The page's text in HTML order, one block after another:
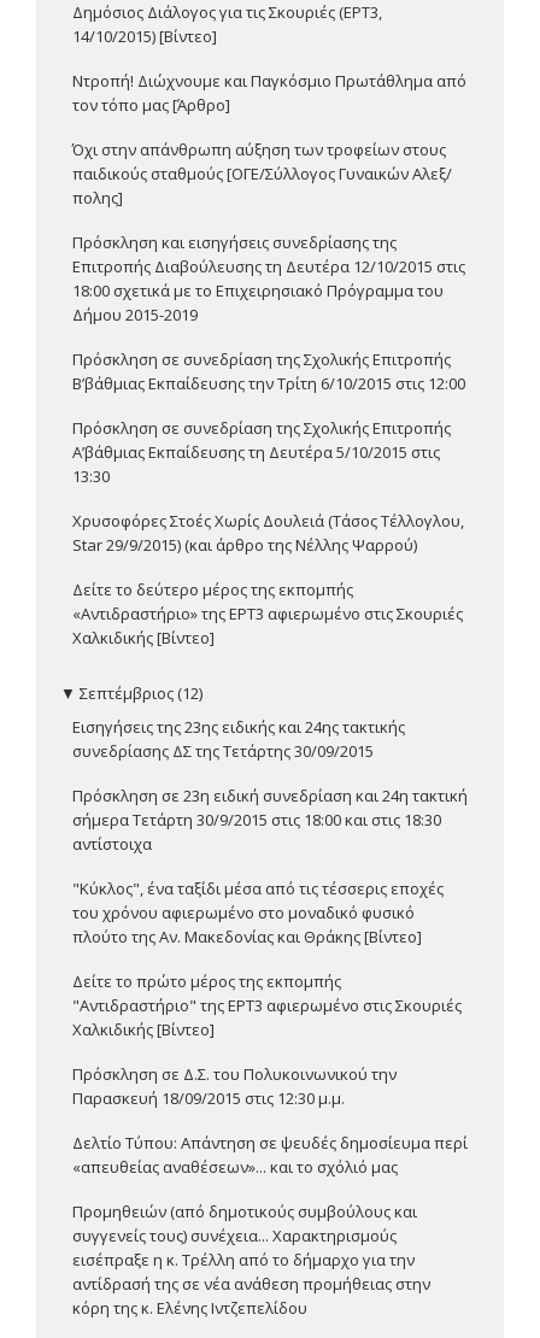
Δημόσιος Διάλογος για τις Σκουριές (ΕΡΤ3,
14/10/2015) [Βίντεο]
Ντροπή! Διώχνουμε και Παγκόσμιο Πρωτάθλημα από
τον τόπο μας [Άρθρο]
Όχι στην απάνθρωπη αύξηση των τροφείων στους
παιδικούς σταθμούς [ΟΓΕ/Σύλλογος Γυναικών Αλεξ/
πολης]
Πρόσκληση και εισηγήσεις συνεδρίασης της
Επιτροπής Διαβούλευσης τη Δευτέρα 12/10/2015 στις
18:00 σχετικά με το Επιχειρησιακό Πρόγραμμα του
Δήμου 2015-2019
Πρόσκληση σε συνεδρίαση της Σχολικής Επιτροπής
Β’βάθμιας Εκπαίδευσης την Τρίτη 6/10/2015 στις 12:00
Πρόσκληση σε συνεδρίαση της Σχολικής Επιτροπής
Α’βάθμιας Εκπαίδευσης τη Δευτέρα 5/10/2015 στις
13:30
Χρυσοφόρες Στοές Χωρίς Δουλειά (Τάσος Τέλλογλου,
Star 29/9/2015) (και άρθρο της Νέλλης Ψαρρού)
Δείτε το δεύτερο μέρος της εκπομπής
«Αντιδραστήριο» της ΕΡΤ3 αφιερωμένο στις Σκουριές
Χαλκιδικής [Βίντεο]
▼ Σεπτέμβριος (12)
Εισηγήσεις της 23ης ειδικής και 24ης τακτικής
συνεδρίασης ΔΣ της Τετάρτης 30/09/2015
Πρόσκληση σε 23η ειδική συνεδρίαση και 24η τακτική
σήμερα Τετάρτη 30/9/2015 στις 18:00 και στις 18:30
αντίστοιχα
"Κύκλος", ένα ταξίδι μέσα από τις τέσσερις εποχές
του χρόνου αφιερωμένο στο μοναδικό φυσικό
πλούτο της Αν. Μακεδονίας και Θράκης [Βίντεο]
Δείτε το πρώτο μέρος της εκπομπής
"Αντιδραστήριο" της ΕΡΤ3 αφιερωμένο στις Σκουριές
Χαλκιδικής [Βίντεο]
Πρόσκληση σε Δ.Σ. του Πολυκοινωνικού την
Παρασκευή 18/09/2015 στις 12:30 μ.μ.
Δελτίο Τύπου: Απάντηση σε ψευδές δημοσίευμα περί
«απευθείας αναθέσεων»... και το σχόλιό μας
Προμηθειών (από δημοτικούς συμβούλους και
συγγενείς τους) συνέχεια... Χαρακτηρισμούς
εισέπραξε η κ. Τρέλλη από το δήμαρχο για την
αντίδρασή της σε νέα ανάθεση προμήθειας στην
κόρη της κ. Ελένης Ιντζεπελίδου